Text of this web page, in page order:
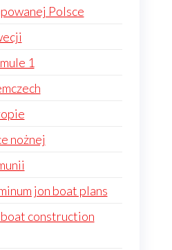
Polsce
1
nożnej
jon boat plans
construction